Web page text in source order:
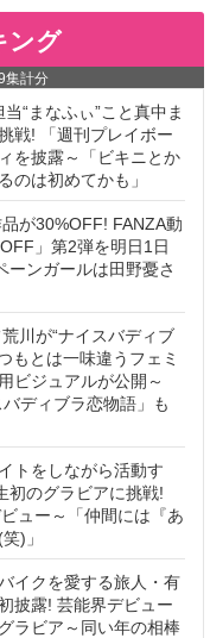
ング
集計分
“まなふぃ”こと真中ま
戦! 「週刊プレイボー
を披露～「ビキニとか
のは初めてかも」
が30%OFF! FANZA動
」第2弾を明日1日
ーンガールは田野憂さ
川が“ナイスバディブ
もとは一味違うフェミ
ビジュアルが公開～
ディブラ恋物語」も
トをしながら活動す
初のグラビアに挑戦!
ュー～「仲間には『あ
)」
イクを愛する旅人・有
披露! 芸能界デビュー
ラビア～同い年の相棒